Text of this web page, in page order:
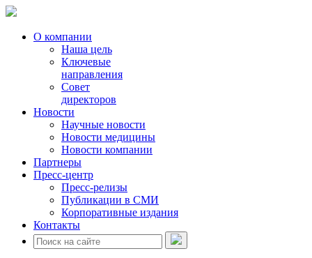
О компании
Наша цель
Ключевые
направления
Совет
директоров
Новости
Научные новости
Новости медицины
Новости компании
Партнеры
Пресс-центр
Пресс-релизы
Публикации в СМИ
Корпоративные издания
Контакты